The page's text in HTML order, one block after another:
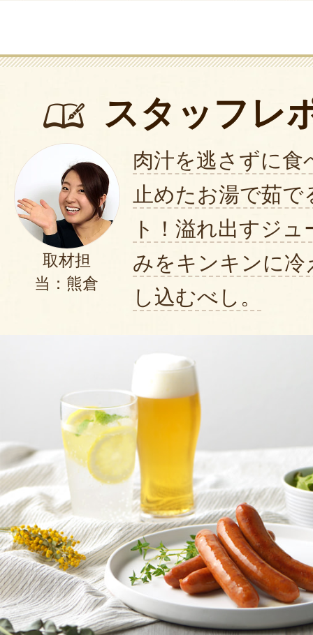
ました。
スタッフレ
取材担
当：熊倉
肉汁を逃さずに食
止めたお湯で茹
ト！溢れ出すジ
みをキンキンに冷
し込むべし。